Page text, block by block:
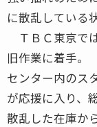
に散乱している
ＴＢＣ東京で
旧作業に着手。
センター内のス
が応援に入り、
散乱した在庫か